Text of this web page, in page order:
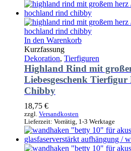
In den Warenkorb
Kurzfassung
Dekoration, Tierfiguren
Highland Rind mit
Liebesgeschenk
Chibby
18,75 €
zzgl. Versandkosten
Lieferzeit: Vorrätig, 1-3 Werktage